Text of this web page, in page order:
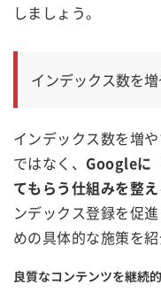
しましょう。
インデックス数を
インデックス数を増
ではなく、 Googleに
てもらう仕組みを整
ンデックス登録を促
めの具体的な施策を紹
良質なコンテンツを継続